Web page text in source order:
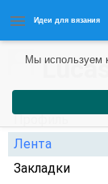
Идеи для вязания
Профиль
Лента
Закладки
Мы используем